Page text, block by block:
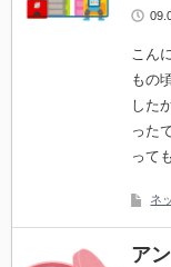
こん
もの
した
った
って
ネ
ア